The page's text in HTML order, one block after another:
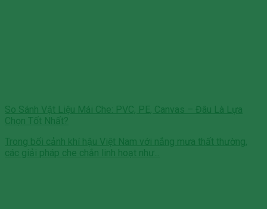
So Sánh Vật Liệu Mái Che: PVC, PE, Canvas – Đâu Là Lựa
Chọn Tốt Nhất?
Trong bối cảnh khí hậu Việt Nam với nắng mưa thất thường,
các giải pháp che chắn linh hoạt như...